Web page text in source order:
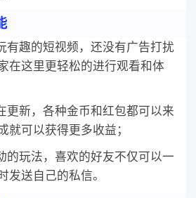
有趣的短视频，还没有广告打扰
在这里更轻松的进行观看和体
更新，各种金币和红包都可以来
就可以获得更多收益；
的玩法，喜欢的好友不仅可以一
发送自己的私信。